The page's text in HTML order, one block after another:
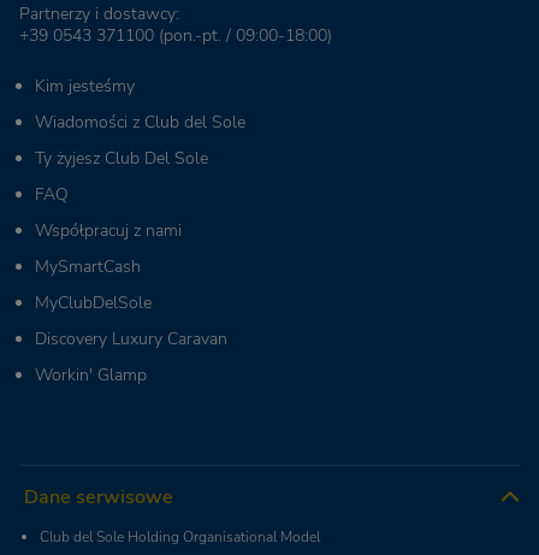
Partnerzy i dostawcy:
+39 0543 371100 (pon.-pt. / 09:00-18:00)
Kim jesteśmy
Wiadomości z Club del Sole
Ty żyjesz Club Del Sole
FAQ
Współpracuj z nami
MySmartCash
MyClubDelSole
Discovery Luxury Caravan
Workin' Glamp
Dane serwisowe
Club del Sole Holding Organisational Model